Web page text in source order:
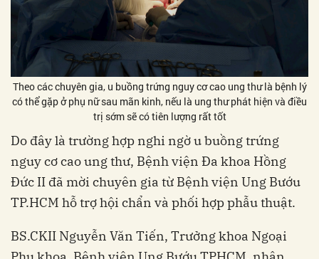
Theo các chuyên gia, u buồng trứng nguy cơ cao ung thư là bệnh lý
có thể gặp ở phụ nữ sau mãn kinh, nếu là ung thư phát hiện và điều
trị sớm sẽ có tiên lượng rất tốt
Do đây là trường hợp nghi ngờ u buồng trứng
nguy cơ cao ung thư, Bệnh viện Đa khoa Hồng
Đức II đã mời chuyên gia từ Bệnh viện Ung Bướu
TP.HCM hỗ trợ hội chẩn và phối hợp phẫu thuật.
BS.CKII Nguyễn Văn Tiến, Trưởng khoa Ngoại